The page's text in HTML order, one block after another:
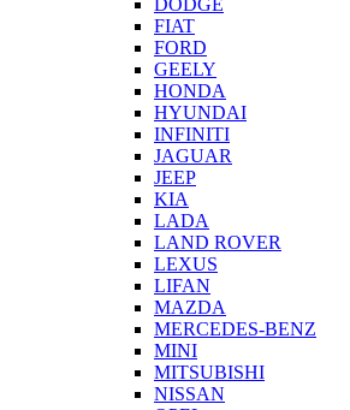
DODGE
FIAT
FORD
GEELY
HONDA
HYUNDAI
INFINITI
JAGUAR
JEEP
KIA
LADA
LAND ROVER
LEXUS
LIFAN
MAZDA
MERCEDES-BENZ
MINI
MITSUBISHI
NISSAN